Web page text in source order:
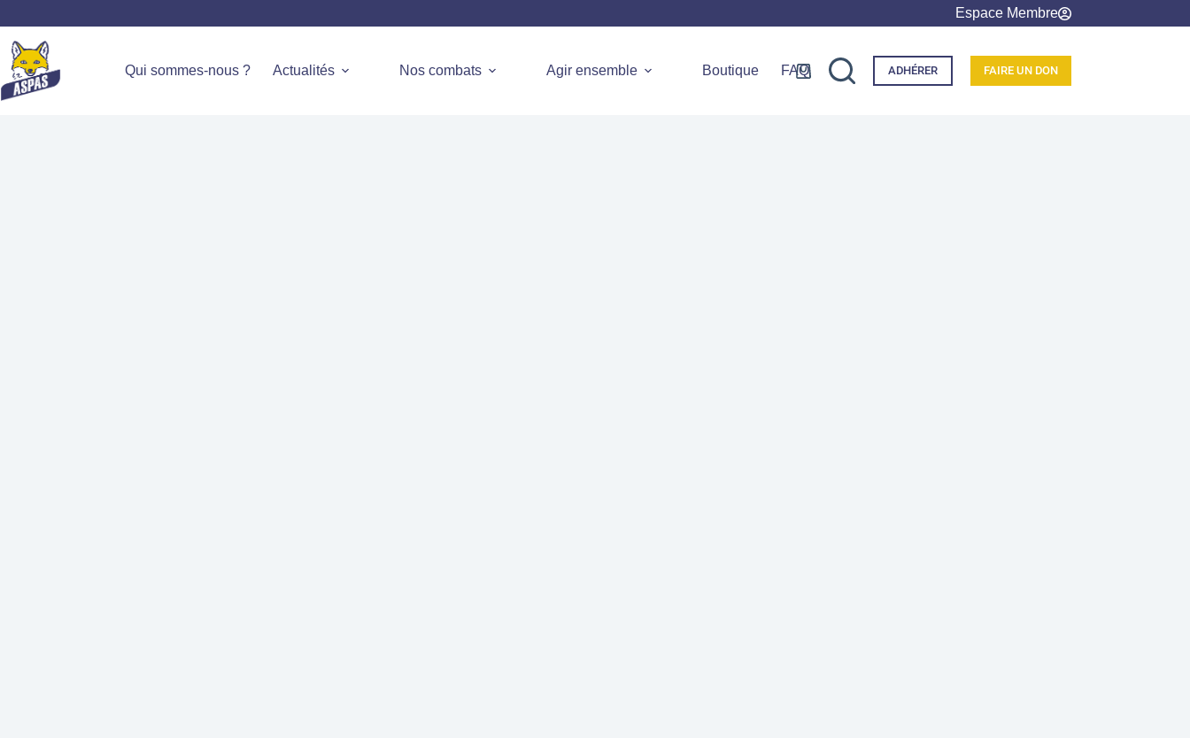
Espace Membre
Qui sommes-nous ? Actualités Nos combats Agir ensemble Boutique FAQ ADHÉRER FAIRE UN DON